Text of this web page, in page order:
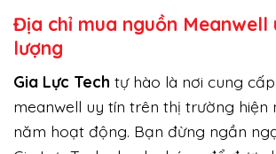
Địa chỉ mua nguồn Meanwell
lượng
Gia Lực Tech tự hào là nơi cung
meanwell uy tín trên thị trường hiện
năm hoạt động. Bạn đừng ngần